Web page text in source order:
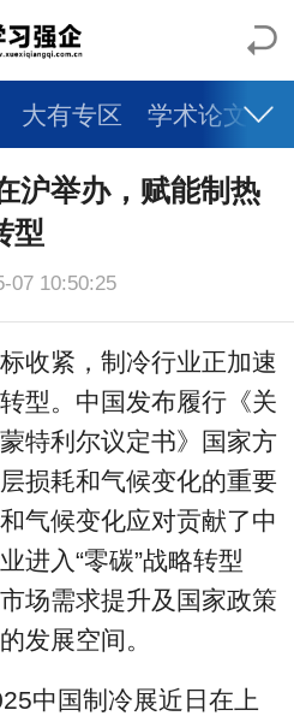
大有专区 学术论文
沪举办，赋能制热
型
07 10:50:25
收紧，制冷行业正加速
型。中国发布履行《关
特利尔议定书》国家方
损耗和气候变化的重要
气候变化应对贡献了中
进入“零碳”战略转型
场需求提升及国家政策
发展空间。
中国制冷展近日在上